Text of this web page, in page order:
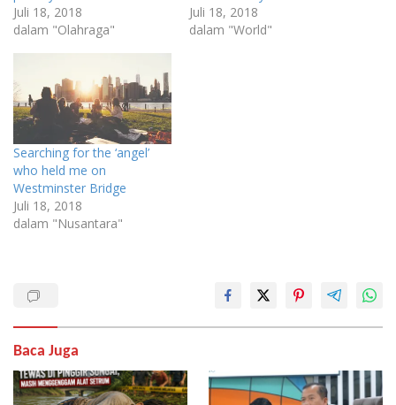
Juli 18, 2018
dalam "Olahraga"
Juli 18, 2018
dalam "World"
Searching for the ‘angel’
who held me on
Westminster Bridge
Juli 18, 2018
dalam "Nusantara"
Baca Juga